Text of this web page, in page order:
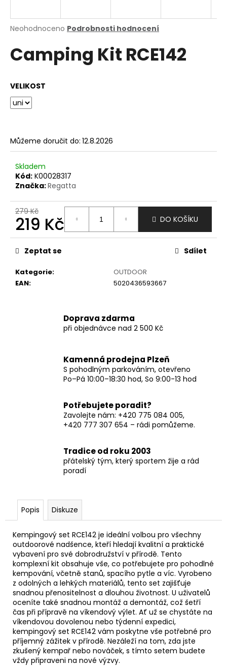
Průměrné
produktu
je
5
hvězdiček.
Neohodnoceno Podrobnosti hodnocení
Camping Kit RCE142
VELIKOST
Můžeme doručit do: 12.8.2026
Skladem
Kód: K00028317
Značka:Regatta
279 Kč
219 Kč
Měrná
cena:
DO KOŠÍKU
Kategorie:
OUTDOOR
EAN: 5020436593667
Zeptat se Sdílet
Doprava zdarma
při objednávce nad 2 500 Kč
Kamenná prodejna Plzeň
S pohodlným parkováním, otevřeno
Po–Pá 10:00–18:30 hod, So 9:00-13 hod
Potřebujete poradit?
Zavolejte nám: +420 775 084 005,
+420 777 307 654 – rádi pomůžeme.
Tradice od roku 2003
přátelský tým, který sportem žije a rád
poradí
Popis Diskuze
Kempingový set RCE142 je ideální volbou pro všechny
outdoorové nadšence, kteří hledají kvalitní a praktické
vybavení pro své dobrodružství v přírodě. Tento
komplexní kit obsahuje vše, co potřebujete pro pohodlné
kempování, včetně stanů, spacího pytle a víc. Vyrobeno
z odolných a lehkých materiálů, tento set zajišťuje
snadnou přenositelnost a dlouhou životnost. U uživatelů
oceníte také snadnou montáž a demontáž, což šetří
čas při přípravě na víkendový výlet. Ať už se chystáte na
víkendovou dovolenou nebo týdenní expedici,
kempingový set RCE142 vám poskytne vše potřebné pro
příjemný zážitek v přírodě. Nezáleží na tom, zda jste
zkušený kempař nebo nováček, s tímto setem budete
vždy připraveni na nové výzvy.
j
t
?
D
o
p
u
u
m
e